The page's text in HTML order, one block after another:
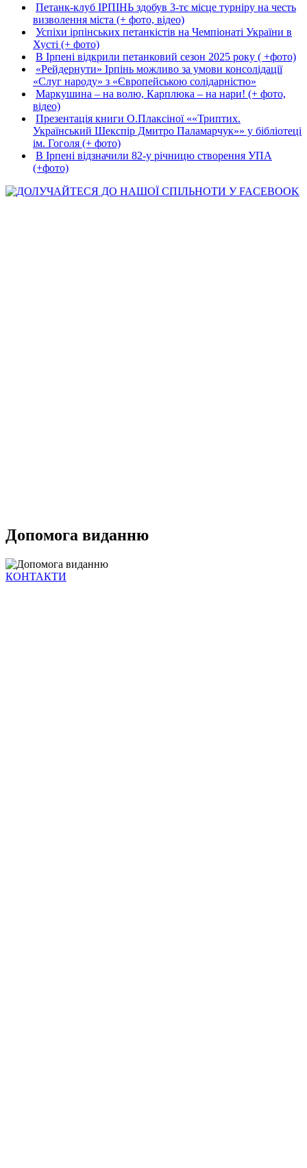
Петанк-клуб ІРПІНЬ здобув 3-тє місце турніру на честь
визволення міста (+ фото, відео)
Успіхи ірпінських петанкістів на Чемпіонаті України в
Хусті (+ фото)
В Ірпені відкрили петанковий сезон 2025 року ( +фото)
«Рейдернути» Ірпінь можливо за умови консолідації
«Слуг народу» з «Європейською солідарністю»
Маркушина – на волю, Карплюка – на нари! (+ фото,
відео)
Презентація книги О.Плаксіної ««Триптих.
Український Шекспір Дмитро Паламарчук»» у бібліотеці
ім. Гоголя (+ фото)
В Ірпені відзначили 82-у річницю створення УПА
(+фото)
Допомога виданню
КОНТАКТИ